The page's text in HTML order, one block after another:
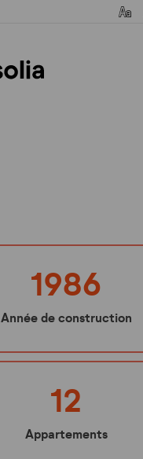
1986
Année de construction
12
Appartements